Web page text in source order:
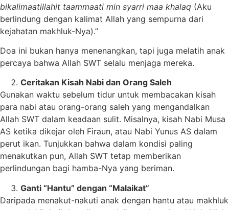
bikalimaatillahit taammaati min syarri maa khalaq (Aku
berlindung dengan kalimat Allah yang sempurna dari
kejahatan makhluk-Nya).”
Doa ini bukan hanya menenangkan, tapi juga melatih anak
percaya bahwa Allah SWT selalu menjaga mereka.
Ceritakan Kisah Nabi dan Orang Saleh
Gunakan waktu sebelum tidur untuk membacakan kisah
para nabi atau orang-orang saleh yang mengandalkan
Allah SWT dalam keadaan sulit. Misalnya, kisah Nabi Musa
AS ketika dikejar oleh Firaun, atau Nabi Yunus AS dalam
perut ikan. Tunjukkan bahwa dalam kondisi paling
menakutkan pun, Allah SWT tetap memberikan
perlindungan bagi hamba-Nya yang beriman.
Ganti “Hantu” dengan “Malaikat”
Daripada menakut-nakuti anak dengan hantu atau makhluk